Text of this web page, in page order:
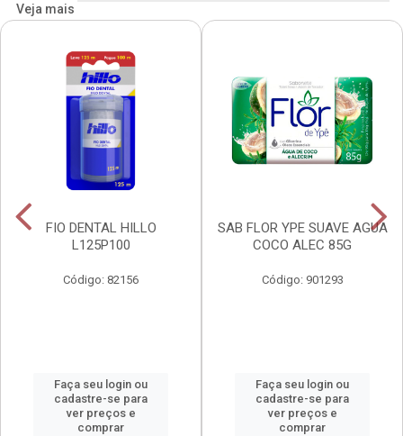
Veja mais
FIO DENTAL HILLO
L125P100
Código: 82156
Faça seu login ou
cadastre-se para
ver preços e
comprar
SAB FLOR YPE SUAVE AGUA
COCO ALEC 85G
Código: 901293
Faça seu login ou
cadastre-se para
ver preços e
comprar